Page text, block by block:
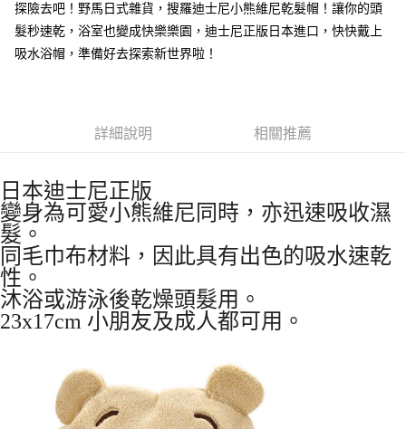
台新國際商業銀行
中國信託商業銀行
台灣樂天信用卡公司
Google Pay
ATM付款
付款後全家取貨
每筆NT$65，滿NT$999(含以上)免運費
7-11取貨付款
每筆NT$65，滿NT$999(含以上)免運費
付款後7-11取貨
每筆NT$65，滿NT$999(含以上)免運費
每筆NT$100，滿NT$999(含以上)免運費
探險去吧！野馬日式雜貨，搜羅迪士尼小熊維尼乾髮帽！讓你的頭
髮秒速乾，浴室也變成快樂樂園，迪士尼正版日本進口，快快戴上
吸水浴帽，準備好去探索新世界啦！
詳細說明 相關推薦
日本迪士尼正版
變身為可愛小熊維尼同時，亦迅速吸收濕
髮。
同毛巾布材料，因此具有出色的吸水速乾
性。
沐浴或游泳後乾燥頭髮用。
23x17cm 小朋友及成人都可用。